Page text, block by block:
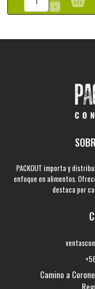
-
PACKOUT importa y
enfoque en alimentos.
destaca por
Camino a